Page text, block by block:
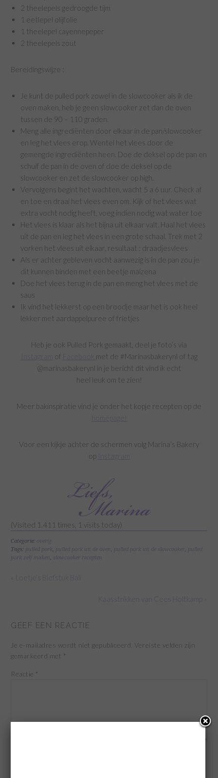
2 theelepels gedroogde tijm
1 eetlepel olijfolie
1 theelepel cayennepeper
2 theelepels zout
Bereidingswijze :
Je kunt de pulled pork zowel in de slowcooker als ik de
oven maken, heb je geen slowcooker zet dan de oven
tussen de 90 – 110 graden.
Meng alle ingrediënten door elkaar in de pan/slowcooker
en leg het vlees erop. Wentel het vlees door de
gemengde ingrediënten heen. Doe de deksel op de pan en
schuif de pan in de oven of doe de deksel op de
slowcooker en zet de slowcooker op high.
Vervolgens begint het wachten, wacht 5 a 6 uur. Check af
en toe en draai het vlees even om. Kijk of het vlees wat
extra vocht nodig heeft, voeg indien nodig wat water toe
Het vlees is klaar als het bijna uit elkaar valt. Haal het vlees
uit de pan en leg het vlees in een grote schaal. Trek met 2
vorken het vlees uit elkaar, resultaat : draadjesvlees
Als er achter gebleven vocht aanwezig is in de pan zou je
dit kunnen binden met een beetje maizena
Doe het vlees terug in de pan en meng het vlees met de
saus
Ik vind het lekkerst op een broodje maar het is ook heel
lekker met aardappelpuree of frietjes
Heb je ook Pulled Pork gemaakt, deel je foto’s via
Instagram
of
met de #Marinasbakerynl of tag
@marinasbakerynl in je bericht dit vind ik echt
heel leuk om te zien!
Meer bakinspiratie vind je onder het kopje recepten op de
homepage!
Voor een kijkje achter de schermen volg Marina’s Bakery
op
Instagram
(Visited 1.411 times, 1 visits today)
Categorie:
overig
Tags:
pulled pork, pulled pork uit de oven, pulled pork uit de slowcooker,
pulled
pork zelf maken, slowcooker recepten
GEEF EEN REACTIE
Je e-mailadres wordt niet gepubliceerd. Vereiste velden zijn
gemarkeerd met *
Reactie *